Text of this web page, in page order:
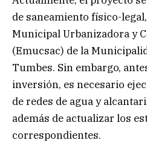
de saneamiento físico-
Municipal Urbanizadora y
(Emucsac) de la
Tumbes. Sin embargo,
inversión, es necesario
de redes de agua y
además de actualizar los
correspondientes.